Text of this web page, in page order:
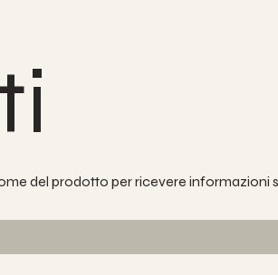
del prodotto per ricevere informazioni